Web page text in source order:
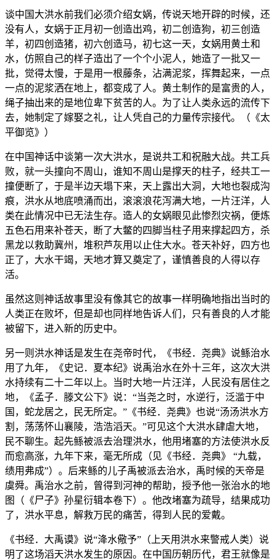
谈中国大洪水前我们必须介绍女娲，传说天地开辟的时候，还
没有人，女娲于正月初一创造出鸡，初二创造狗，初三创造
羊，初四创造猪，初六创造马，初七这一天，女娲用黄土和
水，仿照自己的样子造出了一个个小泥人，她造了一批又一
批，觉得太慢，于是用一根藤条，沾满泥浆，挥舞起来，一点
一点的泥浆洒在地上，都变成了人。黄土制作的是富贵的人，
绳子抽出来的是地位卑下贫苦的人。为了让人类永远的流传下
去，她制定了嫁娶之礼，让人凭自己的力量传宗接代。（《太
平御览》）
在中国神话中谈第一次大洪水，是说共工和祝融大战。共工兵
败，就一头撞向不周山，谁知不周山是撑天的柱子，经共工一
撞便断了，于是半边天塌下来，天上露出大洞，大地也裂成沟
痕，洪水从地底喷涌而出，滚滚浪花泻满大地，一片汪洋，人
类在此情况中已无法生存。造人的女娲眼见此惨烈灾祸，便炼
五色石用来补苍天，断了大鳖的四脚当柱子用来撑起四方，杀
黑龙以救助冀州，堆积芦灰用以止住大水。苍天补好，四方也
正了，大水干竭，天地才算又奠定了，谨慎善良的人得以存
活。
虽然这则神话故事里没有像其它的故事一样明确地指出当时的
人类正在败坏，但是却也同样地告诉人们，只有善良的人才能
被留下，进入新的历史中。
另一则洪水神话是发生在尧帝时代，《书经．尧典》说鲧治水
用了九年，《史记．夏本纪》说禹治水在外十三年，这次大洪
水持续有二十二年以上。当时大地一片汪洋，人民没有居住之
地，《孟子．滕文公下》说：“当尧之时，水逆行，泛滥于中
国，蛇龙居之，民无所定。”《书经．尧典》也说“汤汤洪水方
割，荡荡怀山襄陵，浩浩滔天。”可见这个大洪水肆虐大地，
民不聊生。起先鲧被派去治理洪水，他用堵塞的方法使洪水反
而愈高涨，九年下来，毫无所成（见《书经．尧典》 “九载，
绩用弗成”）。后来鲧的儿子禹被派去治水，禹时候的天帝是
虞舜。禹治水之前，曾得到河神的帮助，授予他一张治水的地
图（《尸子》孙星衍辑本卷下）。他改堵塞为疏导，结果成功
了，洪水平息，解救万民的痛苦，得到人民的爱戴。
《书经．大禹谟》说“洚水儆予”（上天用洪水来警戒人类）说
明了这场滔天洪水发生的原因。在中国历朝历代，君王就像是